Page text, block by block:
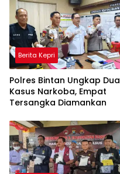
Berita Kepri
Polres Bintan Ungkap Dua
Kasus Narkoba, Empat
Tersangka Diamankan